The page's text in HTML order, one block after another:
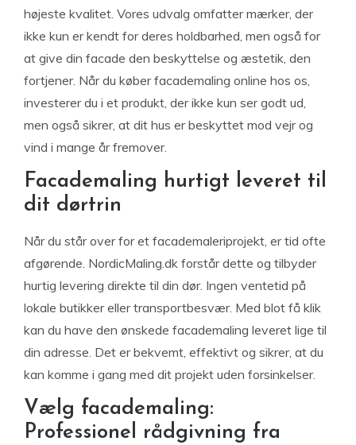
højeste kvalitet. Vores udvalg omfatter mærker, der
ikke kun er kendt for deres holdbarhed, men også for
at give din facade den beskyttelse og æstetik, den
fortjener. Når du køber facademaling online hos os,
investerer du i et produkt, der ikke kun ser godt ud,
men også sikrer, at dit hus er beskyttet mod vejr og
vind i mange år fremover.
Facademaling hurtigt leveret til
dit dørtrin
Når du står over for et facademaleriprojekt, er tid ofte
afgørende. NordicMaling.dk forstår dette og tilbyder
hurtig levering direkte til din dør. Ingen ventetid på
lokale butikker eller transportbesvær. Med blot få klik
kan du have den ønskede facademaling leveret lige til
din adresse. Det er bekvemt, effektivt og sikrer, at du
kan komme i gang med dit projekt uden forsinkelser.
Vælg facademaling:
Professionel rådgivning fra